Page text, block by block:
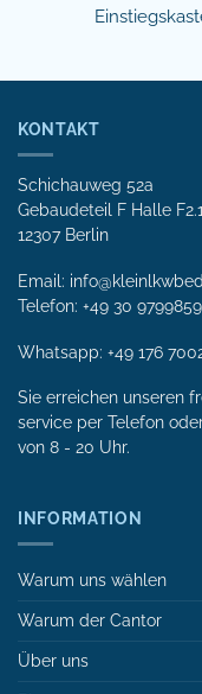
KONTAKT
Schichauweg 52a
Gebaudeteil F Halle F2.1
12307 Berlin
Email:
Telefon: +49 30
Whatsapp: +49 176
Sie erreichen unseren
service per Tele­fon
von 8 - 20 Uhr.
INFORMATION
Warum uns wählen
Warum der Cantor
Über uns